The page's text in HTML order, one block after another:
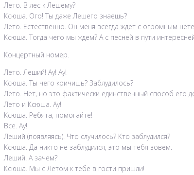
Лето. В лес к Лешему?
Ксюша. Ого! Ты даже Лешего знаешь?
Лето. Естественно. Он меня всегда ждет с огромным
Ксюша. Тогда чего мы ждем? А с песней в пути
Концертный номер.
Лето. Леший! Ау! Ау!
Ксюша. Ты чего кричишь? Заблудилось?
Лето. Нет, но это фактически единственный способ его
Лето и Ксюша. Ау!
Ксюша. Ребята, помогайте!
Все. Ау!
Леший (появляясь). Что случилось? Кто заблудился?
Ксюша. Да никто не заблудился, это мы тебя зовем.
Леший. А зачем?
Ксюша. Мы с Летом к тебе в гости пришли!